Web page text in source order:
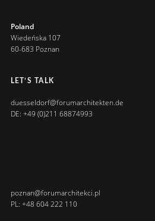
Poland
Wiedeńska 107
60-683 Poznan
LET’S TALK
duesseldorf@forumarchitekten.de
DE: +49 (0)211 68874993
poznan@forumarchitekci.pl
PL: +48 604 222 110